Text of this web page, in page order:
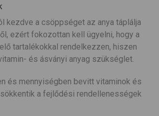
kezdve a csöppséget az anya táplálja
ezért fokozottan kell ügyelni, hogy a
tartalékokkal rendelkezzen, hiszen
és ásványi anyag szükséglet.
és mennyiségben bevitt vitaminok és
a fejlődési rendellenességek